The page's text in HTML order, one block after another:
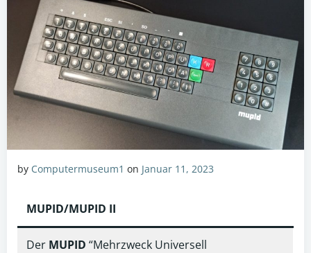
by Computermuseum1 on Januar 11, 2023
MUPID/MUPID II
Der MUPID “Mehrzweck Universell